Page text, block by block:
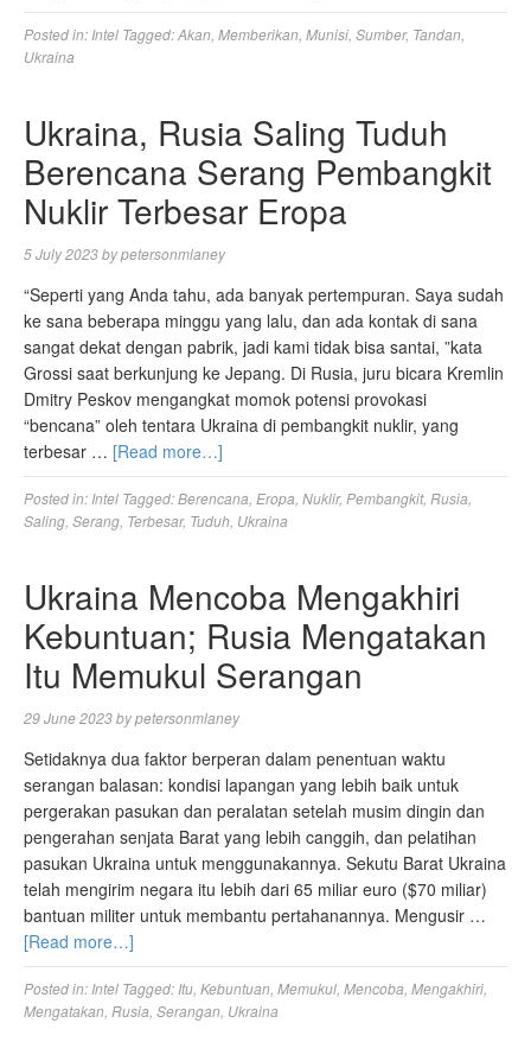
Posted in: Intel Tagged:Akan Memberikan Munisi Sumber, Tandan
Ukraina
Ukraina, Rusia Saling Tuduh
Berencana Serang Pembangkit
Nuklir Terbesar Eropa
5 July 2023bypetersonmlaney
“Seperti yang Anda tahu, ada banyak pertempuran. Saya sudah
ke sana beberapa minggu yang lalu, dan ada kontak di sana
sangat dekat dengan pabrik, jadi kami tidak bisa santai, ”kata
Grossi saat berkunjung ke Jepang. Di Rusia, juru bicara Kremlin
Dmitry Peskov mengangkat momok potensi provokasi
“bencana” oleh tentara Ukraina di pembangkit nuklir, yang
terbesar … [Read more…]
Posted in: Intel Tagged:Berencana Eropa Nuklir, Pembangkit, Rusia
Saling Serang Terbesar, Tuduh Ukraina
Ukraina Mencoba Mengakhiri
Kebuntuan; Rusia Mengatakan
Itu Memukul Serangan
29 June 2023bypetersonmlaney
Setidaknya dua faktor berperan dalam penentuan waktu
serangan balasan: kondisi lapangan yang lebih baik untuk
pergerakan pasukan dan peralatan setelah musim dingin dan
pengerahan senjata Barat yang lebih canggih, dan pelatihan
pasukan Ukraina untuk menggunakannya. Sekutu Barat Ukraina
telah mengirim negara itu lebih dari 65 miliar euro ($70 miliar)
bantuan militer untuk membantu pertahanannya. Mengusir …
[Read more…]
Posted in: Intel Tagged: Itu Kebuntuan Memukul Mencoba Mengakhiri
Mengatakan Rusia Serangan Ukraina